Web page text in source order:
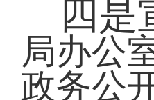
四是
局办公
政务公